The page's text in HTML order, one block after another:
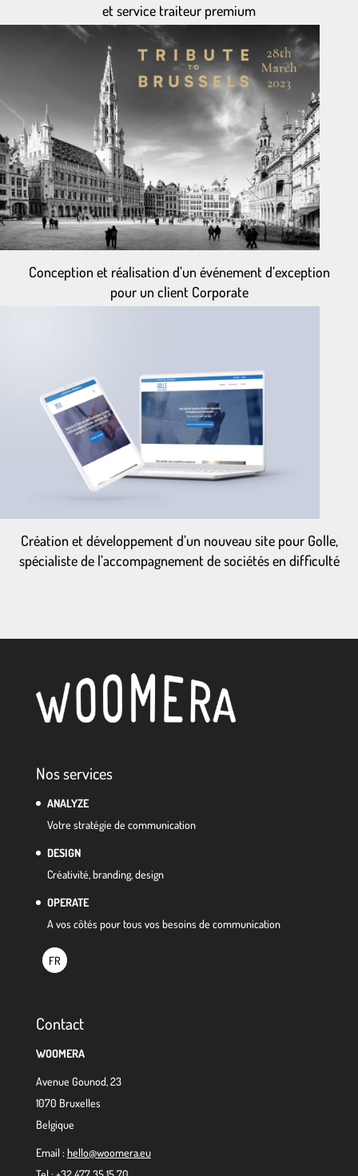
et service traiteur premium
Conception et réalisation d’un événement d’exception
pour un client Corporate
Création et développement d’un nouveau site pour Golle,
spécialiste de l’accompagnement de sociétés en difficulté
Nos services
ANALYZE
Votre stratégie de communication
DESIGN
Créativité, branding, design
OPERATE
A vos côtés pour tous vos besoins de communication
FR
Contact
WOOMERA
Avenue Gounod, 23
1070 Bruxelles
Belgique
Email : hello@woomera.eu